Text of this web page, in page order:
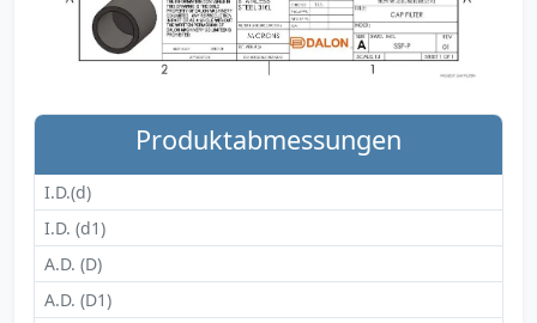
Produktabmessungen
I.D.(d)
I.D. (d1)
A.D. (D)
A.D. (D1)